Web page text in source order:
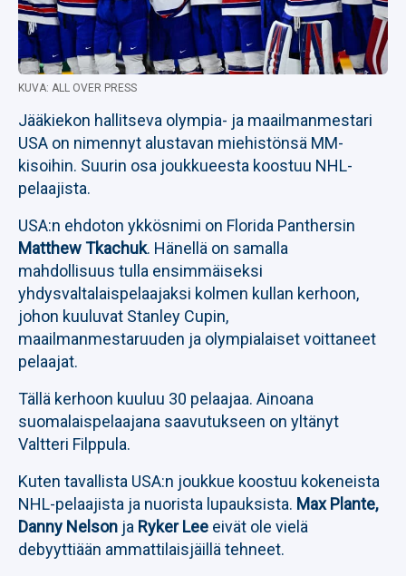
KUVA: ALL OVER PRESS
Jääkiekon hallitseva olympia- ja maailmanmestari
USA on nimennyt alustavan miehistönsä MM-
kisoihin. Suurin osa joukkueesta koostuu NHL-
pelaajista.
USA:n ehdoton ykkösnimi on Florida Panthersin
Matthew Tkachuk. Hänellä on samalla
mahdollisuus tulla ensimmäiseksi
yhdysvaltalaispelaajaksi kolmen kullan kerhoon,
johon kuuluvat Stanley Cupin,
maailmanmestaruuden ja olympialaiset voittaneet
pelaajat.
Tällä kerhoon kuuluu 30 pelaajaa. Ainoana
suomalaispelaajana saavutukseen on yltänyt
Valtteri Filppula.
Kuten tavallista USA:n joukkue koostuu kokeneista
NHL-pelaajista ja nuorista lupauksista. Max Plante,
Danny Nelson ja Ryker Lee eivät ole vielä
debyyttiään ammattilaisjäillä tehneet.